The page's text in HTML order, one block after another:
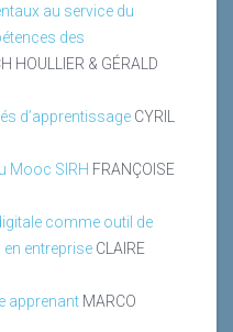
au service du
des
HOULLIER & GÉRALD
d’apprentissage CYRIL
Mooc SIRH FRANÇOISE
comme outil de
entreprise CLAIRE
apprenant MARCO